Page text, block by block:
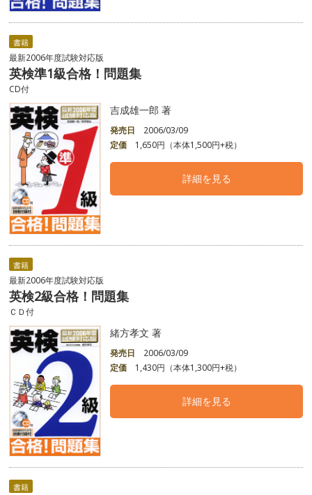
書籍
最新2006年度試験対応版
英検準1級合格！問題集
CD付
吉成雄一郎 著
発売日
2006/03/09
定価
1,650円（本体1,500円+税）
詳細を見る
書籍
最新2006年度試験対応版
英検2級合格！問題集
ＣＤ付
緒方孝文 著
発売日
2006/03/09
定価
1,430円（本体1,300円+税）
詳細を見る
書籍